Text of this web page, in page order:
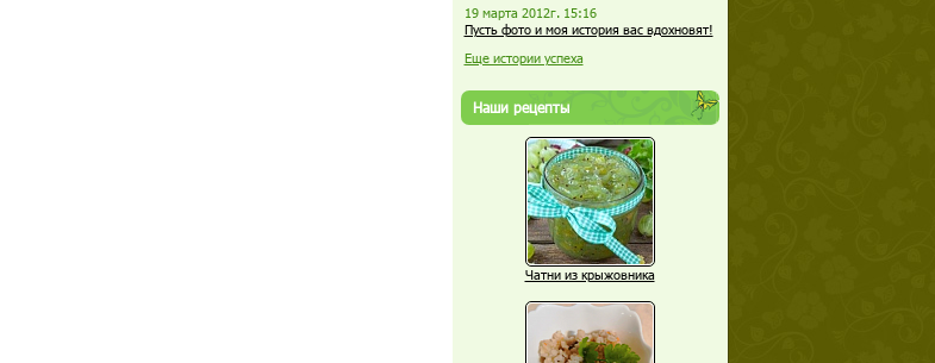
19 марта 2012г. 15:16
Пусть фото и моя история вас вдохновят!
Еще истории успеха
Наши рецепты
Чатни из крыжовника